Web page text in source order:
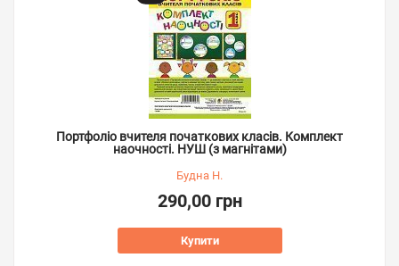
Портфоліо вчителя початкових класів. Комплект
наочності. НУШ (з магнітами)
Будна Н.
290,00 грн
Купити